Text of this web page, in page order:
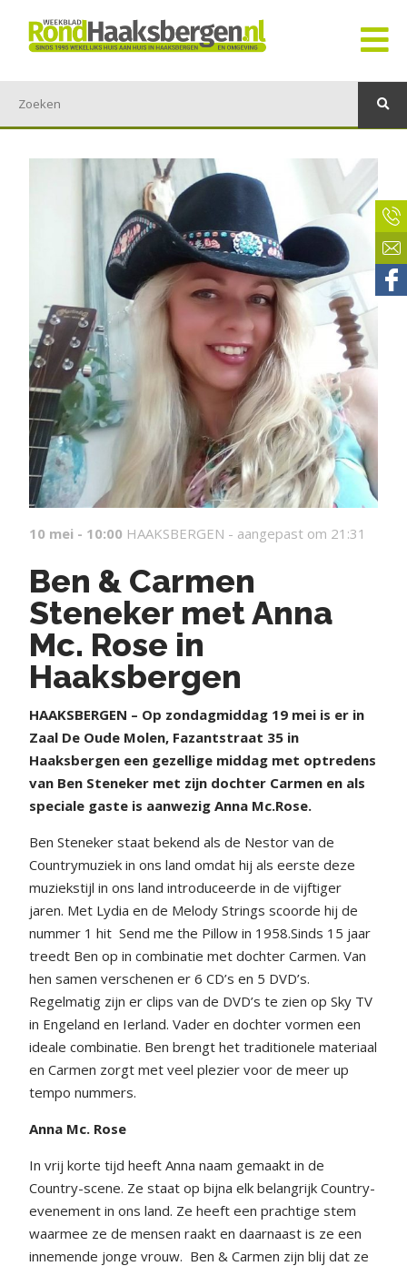
10 mei - 10:00 HAAKSBERGEN - aangepast om 21:31
Ben & Carmen
Steneker met Anna
Mc. Rose in
Haaksbergen
HAAKSBERGEN – Op zondagmiddag 19 mei is er in
Zaal De Oude Molen, Fazantstraat 35 in
Haaksbergen een gezellige middag met optredens
van Ben Steneker met zijn dochter Carmen en als
speciale gaste is aanwezig Anna Mc.Rose.
Ben Steneker staat bekend als de Nestor van de
Countrymuziek in ons land omdat hij als eerste deze
muziekstijl in ons land introduceerde in de vijftiger
jaren. Met Lydia en de Melody Strings scoorde hij de
nummer 1 hit Send me the Pillow in 1958.Sinds 15 jaar
treedt Ben op in combinatie met dochter Carmen. Van
hen samen verschenen er 6 CD’s en 5 DVD’s.
Regelmatig zijn er clips van de DVD’s te zien op Sky TV
in Engeland en Ierland. Vader en dochter vormen een
ideale combinatie. Ben brengt het traditionele materiaal
en Carmen zorgt met veel plezier voor de meer up
tempo nummers.
Anna Mc. Rose
In vrij korte tijd heeft Anna naam gemaakt in de
Country-scene. Ze staat op bijna elk belangrijk Country-
evenement in ons land. Ze heeft een prachtige stem
waarmee ze de mensen raakt en daarnaast is ze een
innemende jonge vrouw. Ben & Carmen zijn blij dat ze